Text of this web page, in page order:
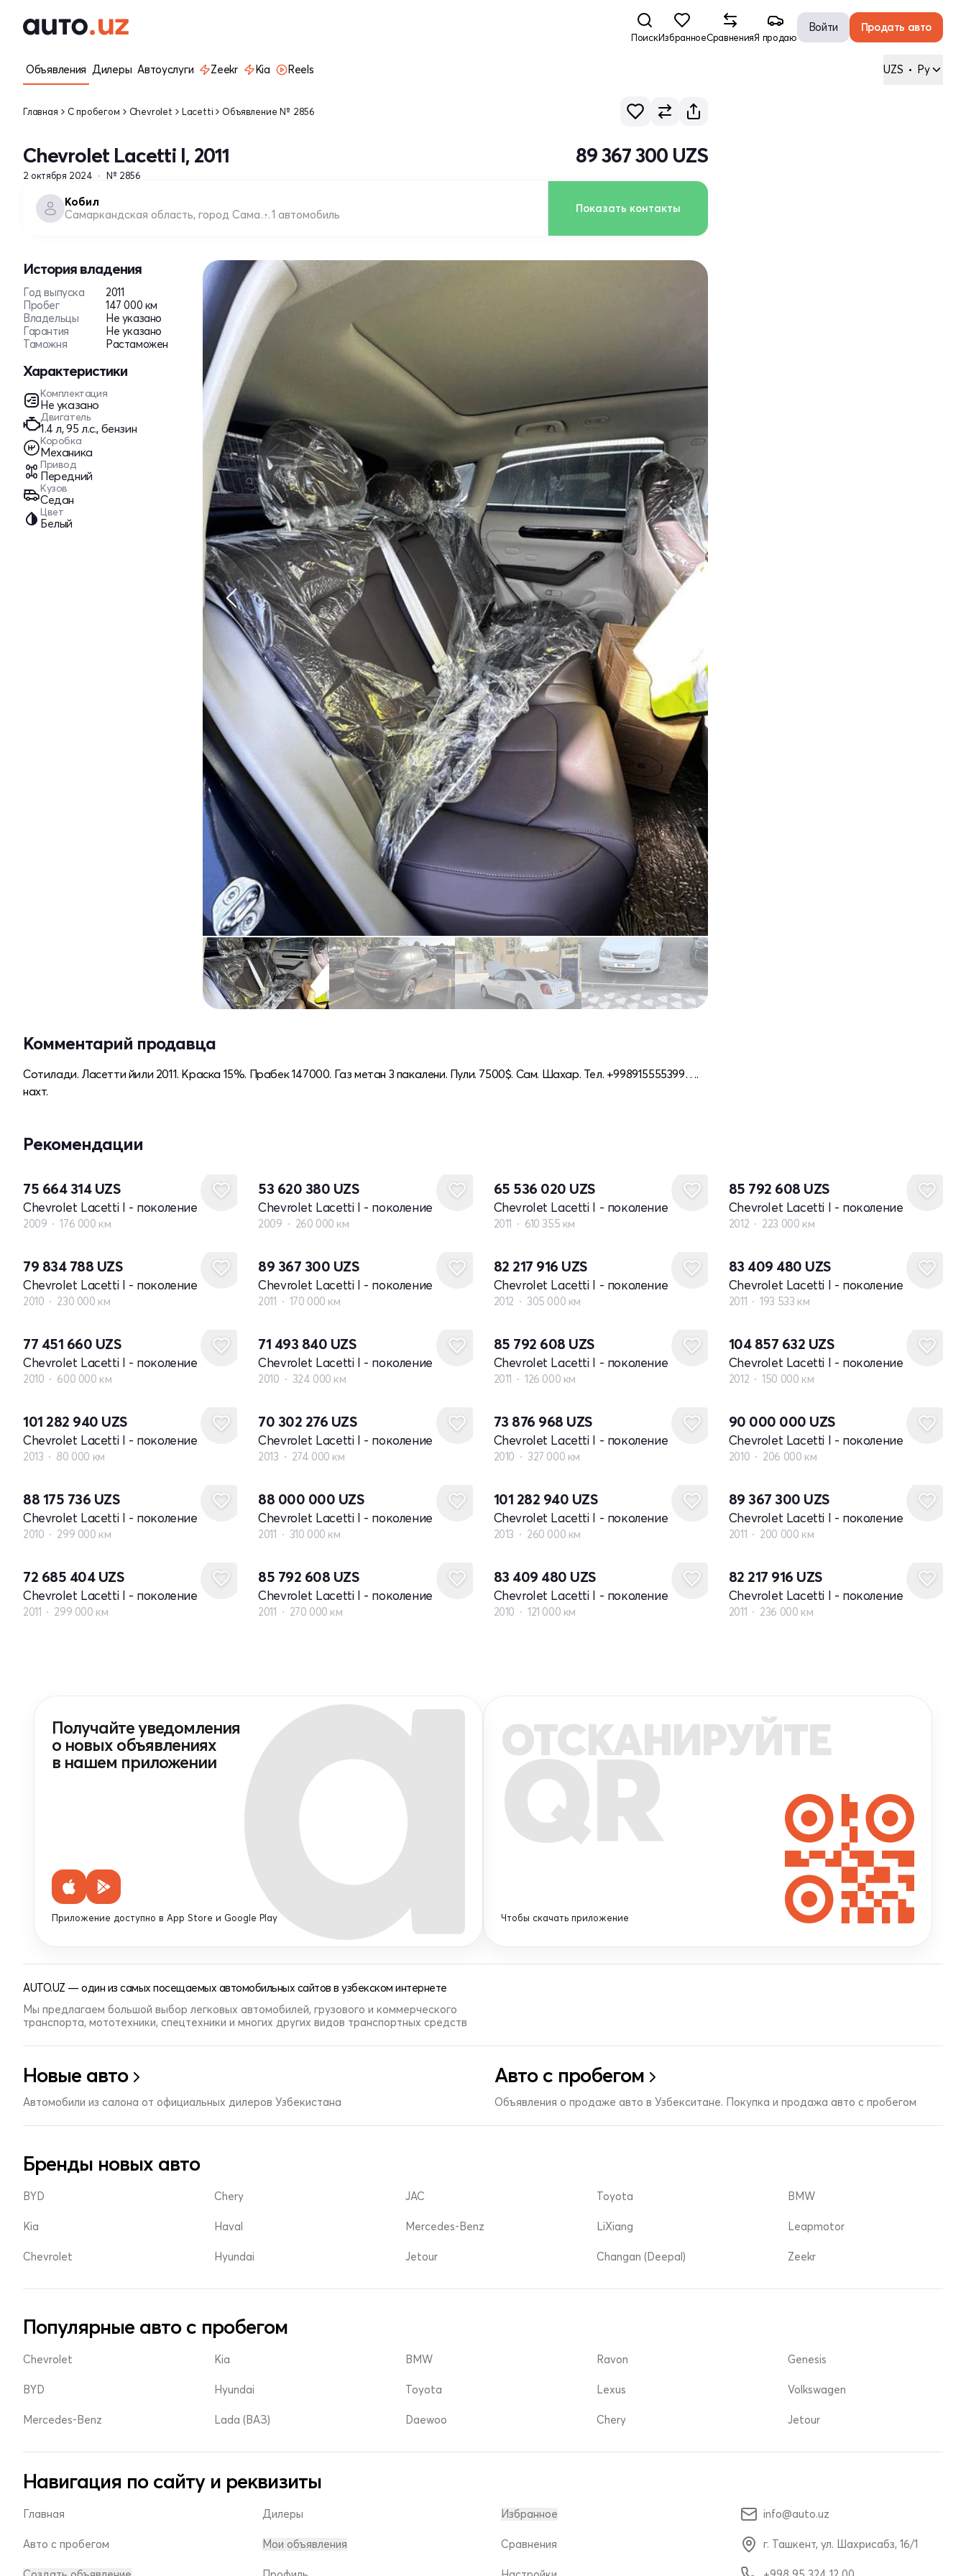
ПоискИзбранноеСравненияЯ продаю
Войти Продать авто
Объявления Дилеры Автоуслуги Zeekr Kia Reels UZS • Ру
Главная С пробегом Chevrolet Lacetti Объявление № 2856
Chevrolet Lacetti I, 2011
2 октября 2024 № 2856
89 367 300 UZS
Кобил
Самаркандская область, город Самарканд1 автомобиль Показать контакты
История владения
Год выпуска
2011
Пробег
147 000 км
Владельцы
Не указано
Гарантия
Не указано
Таможня
Растаможен
Характеристики
Комплектация
Не указано
Двигатель
1.4 л, 95 л.с., бензин
Коробка
Механика
Привод
Передний
Кузов
Седан
Цвет
Белый
Комментарий продавца
Сотилади. Ласетти йили 2011. Краска 15%. Прабек 147000. Газ метан 3 пакалени. Пули. 7500$. Сам. Шахар. Тел. +998915555399….
нахт.
Рекомендации
75 664 314 UZS
Chevrolet Lacetti I - поколение
2009 176 000 км
53 620 380 UZS
Chevrolet Lacetti I - поколение
2009 260 000 км
65 536 020 UZS
Chevrolet Lacetti I - поколение
2011 610 355 км
85 792 608 UZS
Chevrolet Lacetti I - поколение
2012 223 000 км
79 834 788 UZS
Chevrolet Lacetti I - поколение
2010 230 000 км
89 367 300 UZS
Chevrolet Lacetti I - поколение
2011 170 000 км
82 217 916 UZS
Chevrolet Lacetti I - поколение
2012 305 000 км
83 409 480 UZS
Chevrolet Lacetti I - поколение
2011 193 533 км
77 451 660 UZS
Chevrolet Lacetti I - поколение
2010 600 000 км
71 493 840 UZS
Chevrolet Lacetti I - поколение
2010 324 000 км
85 792 608 UZS
Chevrolet Lacetti I - поколение
2011 126 000 км
104 857 632 UZS
Chevrolet Lacetti I - поколение
2012 150 000 км
101 282 940 UZS
Chevrolet Lacetti I - поколение
2013 80 000 км
70 302 276 UZS
Chevrolet Lacetti I - поколение
2013 274 000 км
73 876 968 UZS
Chevrolet Lacetti I - поколение
2010 327 000 км
90 000 000 UZS
Chevrolet Lacetti I - поколение
2010 206 000 км
88 175 736 UZS
Chevrolet Lacetti I - поколение
2010 299 000 км
88 000 000 UZS
Chevrolet Lacetti I - поколение
2011 310 000 км
101 282 940 UZS
Chevrolet Lacetti I - поколение
2013 260 000 км
89 367 300 UZS
Chevrolet Lacetti I - поколение
2011 200 000 км
72 685 404 UZS
Chevrolet Lacetti I - поколение
2011 299 000 км
85 792 608 UZS
Chevrolet Lacetti I - поколение
2011 270 000 км
83 409 480 UZS
Chevrolet Lacetti I - поколение
2010 121 000 км
82 217 916 UZS
Chevrolet Lacetti I - поколение
2011 236 000 км
Получайте уведомления
о новых объявлениях
в нашем приложении
Приложение доступно в App Store и Google Play
ОТСКАНИРУЙТЕ
QR
Чтобы скачать приложение
AUTO.UZ — один из самых посещаемых автомобильных сайтов в узбекском интернете
Мы предлагаем большой выбор легковых автомобилей, грузового и коммерческого
транспорта, мототехники, спецтехники и многих других видов транспортных средств
Новые авто
Автомобили из салона от официальных дилеров Узбекистана
Авто с пробегом
Объявления о продаже авто в Узбекситане. Покупка и продажа авто с пробегом
Бренды новых авто
BYD
Kia
Chevrolet
Chery
Haval
Hyundai
JAC
Mercedes-Benz
Jetour
Toyota
LiXiang
Changan (Deepal)
BMW
Leapmotor
Zeekr
Популярные авто с пробегом
Chevrolet
BYD
Mercedes-Benz
Kia
Hyundai
Lada (ВАЗ)
BMW
Toyota
Daewoo
Ravon
Lexus
Chery
Genesis
Volkswagen
Jetour
Навигация по сайту и реквизиты
Главная
Авто с пробегом
Дилеры
Мои объявления
Избранное
Сравнения
info@auto.uz
г. Ташкент, ул. Шахрисабз, 16/1